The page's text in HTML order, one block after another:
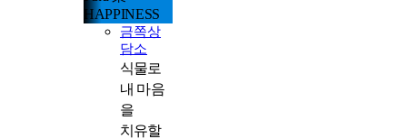
HAPPINESS
금쪽상
담소
식물로
내 마음
을
치유할